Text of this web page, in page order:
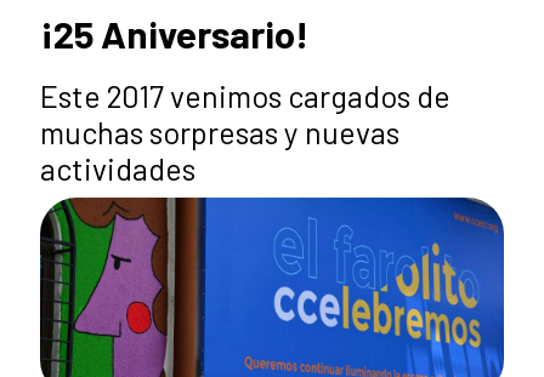
¡25 Aniversario!
Este 2017 venimos cargados de
muchas sorpresas y nuevas
actividades